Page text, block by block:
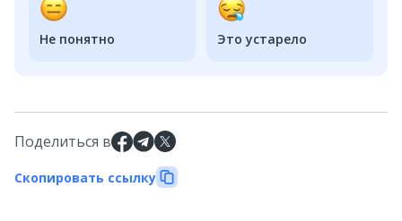
Не понятно Это устарело
Поделиться в
Скопировать ссылку